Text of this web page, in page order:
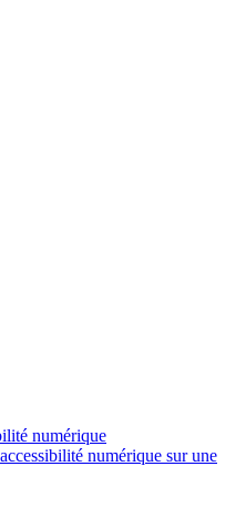
numérique
numérique sur une